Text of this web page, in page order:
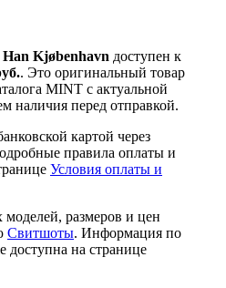
Kjøbenhavn доступен к
. Это оригинальный товар
MINT с актуальной
наличия перед отправкой.
картой через
правила оплаты и
Условия оплаты и
размеров и цен
Свитшоты. Информация по
доступна на странице